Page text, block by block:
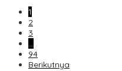
1
2
3
…
94
Berikutnya